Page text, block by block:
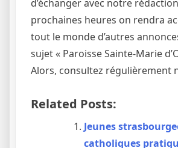
d’échanger avec notre
prochaines heures on rendra
tout le monde d’autres
sujet « Paroisse Sainte-Marie
Alors, consultez régulièrement
Related Posts:
Jeunes
catholiques